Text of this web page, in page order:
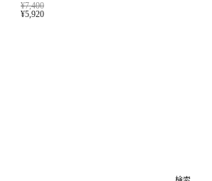
¥7,400
¥5,920